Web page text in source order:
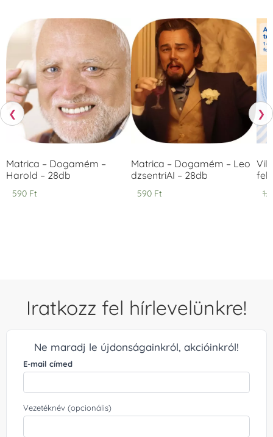
❮
Matrica – Dogamém –
Harold – 28db
590 Ft
Matrica – Dogamém – Leo
dzsentriAI – 28db
590 Ft
❯
Iratkozz fel hírlevelünkre!
Ne maradj le újdonságainkról, akcióinkról!
E-mail címed
Vezetéknév (opcionális)